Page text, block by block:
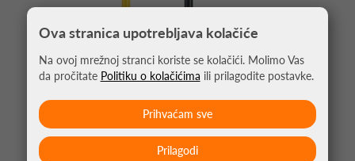
Ova stranica upotrebljava kolačiće
Na ovoj mrežnoj stranci koriste se kolačići. Molimo Vas
da pročitate Politiku o kolačićima ili prilagodite postavke.
Prilagodi
Prihvaćam sve